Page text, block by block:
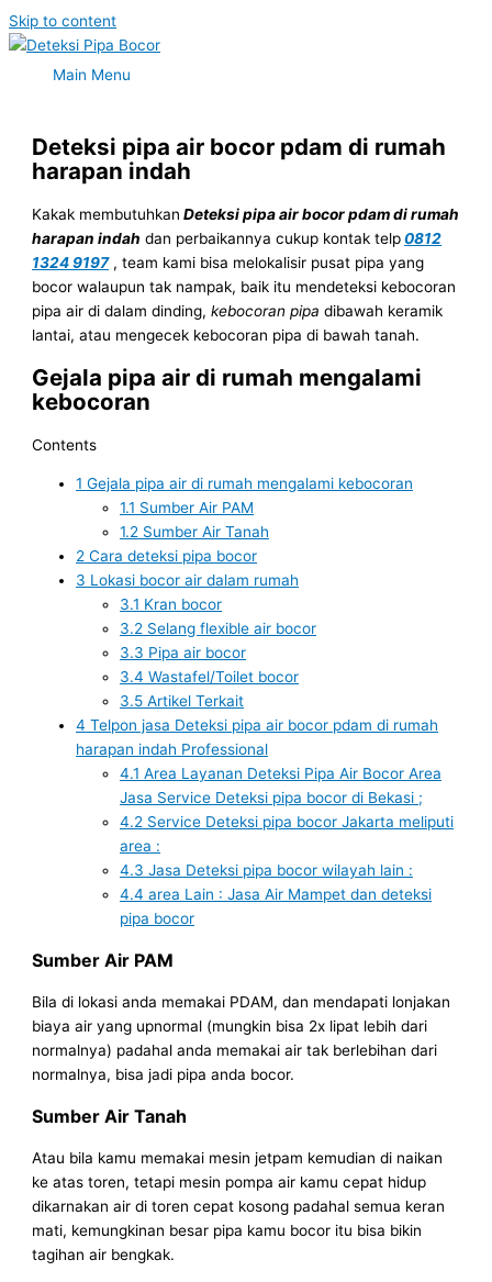
Skip to content
Main Menu
Deteksi pipa air bocor pdam di rumah
harapan indah
Kakak membutuhkan Deteksi pipa air bocor pdam di rumah
harapan indah dan perbaikannya cukup kontak telp0812
1324 9197, team kami bisa melokalisir pusat pipa yang
bocor walaupun tak nampak, baik itu mendeteksi kebocoran
pipa air di dalam dinding,kebocoran pipa dibawah keramik
lantai, atau mengecek kebocoran pipa di bawah tanah.
Gejala pipa air di rumah mengalami
kebocoran
Contents
1 Gejala pipa air di rumah mengalami kebocoran
1.1 Sumber Air PAM
1.2 Sumber Air Tanah
2 Cara deteksi pipa bocor
3 Lokasi bocor air dalam rumah
3.1 Kran bocor
3.2 Selang flexible air bocor
3.3 Pipa air bocor
3.4 Wastafel/Toilet bocor
3.5 Artikel Terkait
4 Telpon jasa Deteksi pipa air bocor pdam di rumah
harapan indah Professional
4.1 Area Layanan Deteksi Pipa Air Bocor Area
Jasa Service Deteksi pipa bocor di Bekasi ;
4.2 Service Deteksi pipa bocor Jakarta meliputi
area :
4.3 Jasa Deteksi pipa bocor wilayah lain :
4.4 area Lain : Jasa Air Mampet dan deteksi
pipa bocor
Sumber Air PAM
Bila di lokasi anda memakai PDAM, dan mendapati lonjakan
biaya air yang upnormal (mungkin bisa 2x lipat lebih dari
normalnya) padahal anda memakai air tak berlebihan dari
normalnya, bisa jadi pipa anda bocor.
Sumber Air Tanah
Atau bila kamu memakai mesin jetpam kemudian di naikan
ke atas toren, tetapi mesin pompa air kamu cepat hidup
dikarnakan air di toren cepat kosong padahal semua keran
mati, kemungkinan besar pipa kamu bocor itu bisa bikin
tagihan air bengkak.